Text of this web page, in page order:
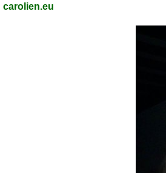
carolien.eu